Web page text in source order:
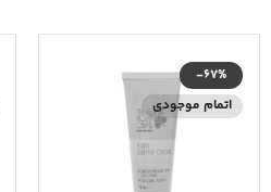
اتمام موجودی
-67%